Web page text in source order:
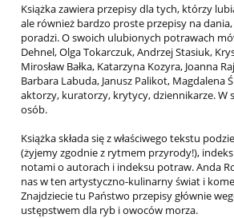
Książka zawiera przepisy dla tych, którzy
ale również bardzo proste przepisy na
poradzi. O swoich ulubionych potrawach
Dehnel, Olga Tokarczuk, Andrzej Stasiuk,
Mirosław Bałka, Katarzyna Kozyra, Joanna
Barbara Labuda, Janusz Palikot, Magdalena
aktorzy, kuratorzy, krytycy, dziennikarze. W
osób.
Książka składa się z właściwego tekstu
(żyjemy zgodnie z rytmem przyrody!),
notami o autorach i indeksu potraw. Anda
nas w ten artystyczno-kulinarny świat i
Znajdziecie tu Państwo przepisy głównie
ustępstwem dla ryb i owoców morza.